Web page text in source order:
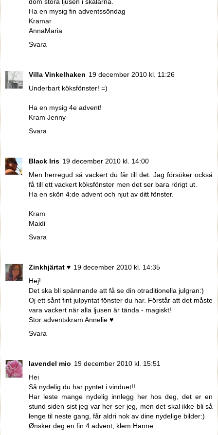
dom stora ljusen i skålarna.
Ha en mysig fin adventssöndag
Kramar
AnnaMaria
Svara
Villa Vinkelhaken 19 december 2010 kl. 11:26
Underbart köksfönster! =)
Ha en mysig 4e advent!
Kram Jenny
Svara
Black Iris 19 december 2010 kl. 14:00
Men herregud så vackert du får till det. Jag försöker också
få till ett vackert köksfönster men det ser bara rörigt ut.
Ha en skön 4:de advent och njut av ditt fönster.
Kram
Maidi
Svara
Zinkhjärtat ♥ 19 december 2010 kl. 14:35
Hej!
Det ska bli spännande att få se din otraditionella julgran:)
Oj ett sånt fint julpyntat fönster du har. Förstår att det måste
vara vackert när alla ljusen är tända - magiskt!
Stor adventskram Annelie ♥
Svara
lavendel mio 19 december 2010 kl. 15:51
Hei
Så nydelig du har pyntet i vinduet!!
Har leste mange nydelig innlegg her hos deg, det er en
stund siden sist jeg var her ser jeg, men det skal ikke bli så
lenge til neste gang, får aldri nok av dine nydelige bilder:)
Ønsker deg en fin 4 advent, klem Hanne